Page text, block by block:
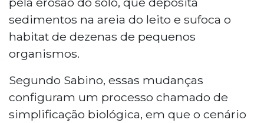
sedimentos na areia do leito e sufoca o
habitat de dezenas de pequenos
organismos.
Segundo Sabino, essas mudanças
configuram um processo chamado de
simplificação biológica, em que o cenário